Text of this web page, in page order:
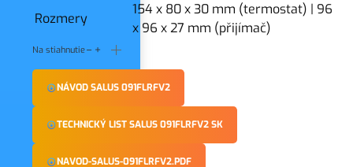
Rozmery
154 x 80 x 30 mm (termostat) | 96
x 96 x 27 mm (přijímač)
Na stiahnutie
NÁVOD SALUS 091FLRFV2
TECHNICKÝ LIST SALUS 091FLRFV2 SK
NAVOD-SALUS-091FLRFV2.PDF